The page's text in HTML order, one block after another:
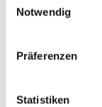
Notwendig
Präferenzen
Statistiken
MORE NEWS